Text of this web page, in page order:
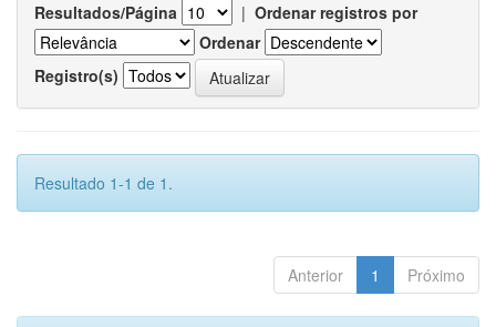
Resultados/Página | Ordenar registros por
Ordenar
Registro(s)
Resultado 1-1 de 1.
Anterior 1 Próximo